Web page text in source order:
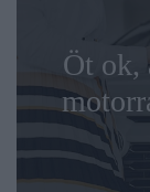
Öt ok,